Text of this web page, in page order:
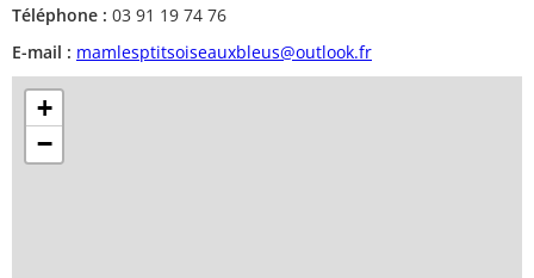
Téléphone : 03 91 19 74 76
E-mail : mamlesptitsoiseauxbleus@outlook.fr
+
−